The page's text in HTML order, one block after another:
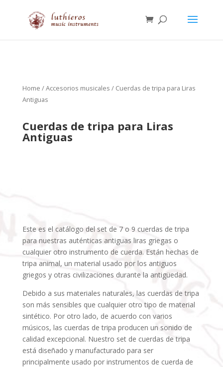
Home /Accesorios musicales / Cuerdas de tripa para Liras
Antiguas
Cuerdas de tripa para Liras
Antiguas
Este es el catálogo del set de 7 o 9 cuerdas de tripa
para nuestras auténticas antiguas liras griegas o
cualquier otro instrumento de cuerda. Están hechas de
tripa animal, un material usado por los antiguos
griegos y otras civilizaciones durante la antigüedad.
Debido a sus materiales naturales, las cuerdas de tripa
son más sensibles que cualquier otro tipo de material
sintético. Por otro lado, de acuerdo con varios
músicos, las cuerdas de tripa producen un sonido de
calidad excepcional. Nuestro set de cuerdas de tripa
está diseñado y manufacturado para ser
principalmente usado por instrumentos de cuerda de